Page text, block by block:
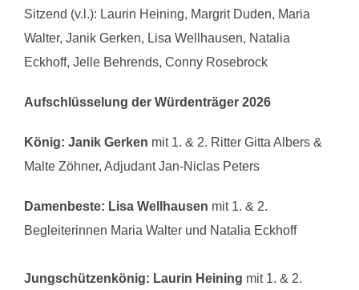
Sitzend (v.l.): Laurin Heining, Margrit Duden, Maria
Walter, Janik Gerken, Lisa Wellhausen, Natalia
Eckhoff, Jelle Behrends, Conny Rosebrock
Aufschlüsselung der Würdenträger 2026
König: Janik Gerken mit 1. & 2. Ritter Gitta Albers &
Malte Zöhner, Adjudant Jan-Niclas Peters
Damenbeste: Lisa Wellhausen mit 1. & 2.
Begleiterinnen Maria Walter und Natalia Eckhoff
Jungschützenkönig: Laurin Heining mit 1. & 2.